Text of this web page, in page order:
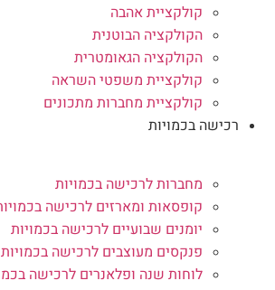
קולקציית אהבה
הקולקציה הבוטנית
הקולקציה הגאומטרית
קולקציית משפטי השראה
קולקציית מחברות מתכונים
רכישה בכמויות
מחברות לרכישה בכמויות
קופסאות ומארזים לרכישה בכמויות
יומנים שבועיים לרכישה בכמויות
פנקסים מעוצבים לרכישה בכמויות
לוחות שנה ופלאנרים לרכישה